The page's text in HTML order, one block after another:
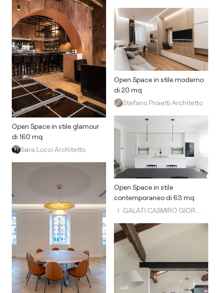
Open Space in stile glamour
di 160 mq
Sara Lucci Architetto
Open Space in stile moderno
di 20 mq
Stefano Proietti Architetto
Open Space in stile
contemporaneo di 63 mq